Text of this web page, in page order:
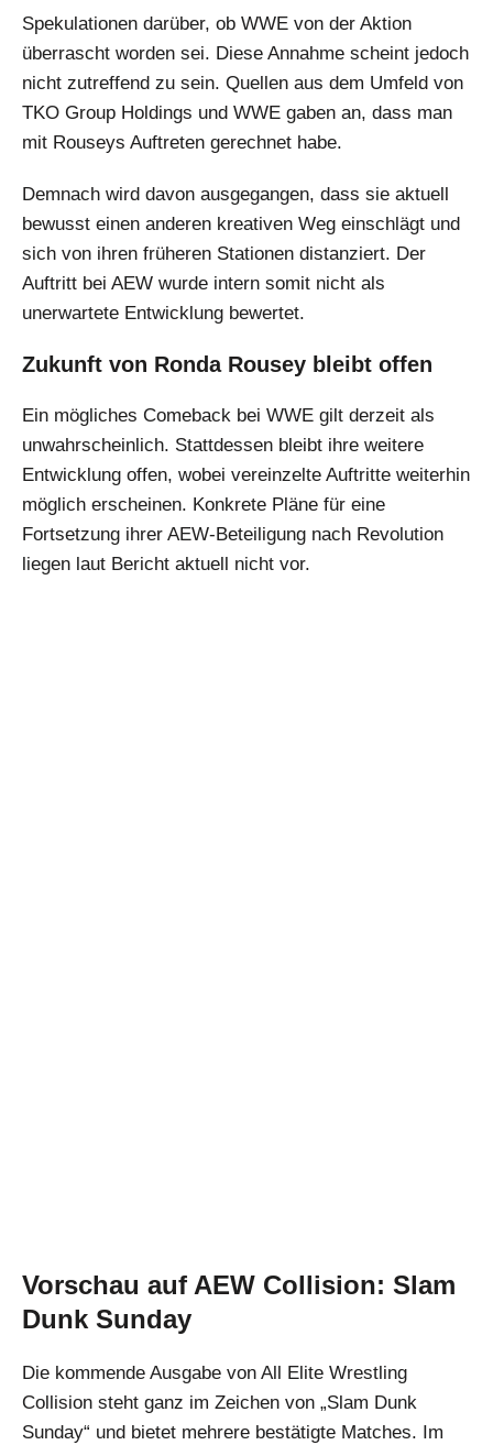
Spekulationen darüber, ob WWE von der Aktion
überrascht worden sei. Diese Annahme scheint jedoch
nicht zutreffend zu sein. Quellen aus dem Umfeld von
TKO Group Holdings und WWE gaben an, dass man
mit Rouseys Auftreten gerechnet habe.
Demnach wird davon ausgegangen, dass sie aktuell
bewusst einen anderen kreativen Weg einschlägt und
sich von ihren früheren Stationen distanziert. Der
Auftritt bei AEW wurde intern somit nicht als
unerwartete Entwicklung bewertet.
Zukunft von Ronda Rousey bleibt offen
Ein mögliches Comeback bei WWE gilt derzeit als
unwahrscheinlich. Stattdessen bleibt ihre weitere
Entwicklung offen, wobei vereinzelte Auftritte weiterhin
möglich erscheinen. Konkrete Pläne für eine
Fortsetzung ihrer AEW-Beteiligung nach Revolution
liegen laut Bericht aktuell nicht vor.
Vorschau auf AEW Collision: Slam
Dunk Sunday
Die kommende Ausgabe von All Elite Wrestling
Collision steht ganz im Zeichen von „Slam Dunk
Sunday“ und bietet mehrere bestätigte Matches. Im